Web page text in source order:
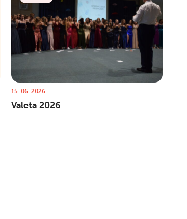
Išči
15. 06. 2026
Valeta 2026